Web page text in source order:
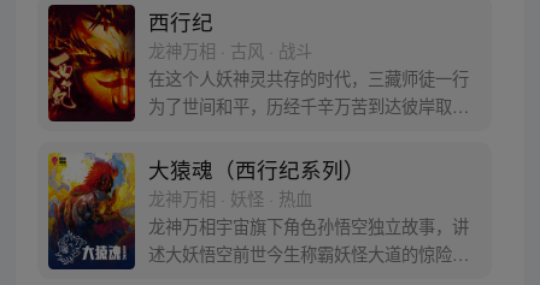
西行纪
龙神万相 · 古风 · 战斗
在这个人妖神灵共存的时代，三藏师徒一行
为了世间和平，历经千辛万苦到达彼岸取
变得美好….随着阴谋慢慢揭露，暗魂四起,
为了让“永恒之火”重新归位，小狼妖白狼不
辞万难，找到唐三藏大法师，和他一起重新
寻回徒弟们，组成全新“西行小队”，再度踏
上西行之旅……
大猿魂（西行纪系列）
龙神万相 · 妖怪 · 热血
龙神万相宇宙旗下角色孙悟空独立故事，讲
述大妖悟空前世今生称霸妖怪大道的惊险历